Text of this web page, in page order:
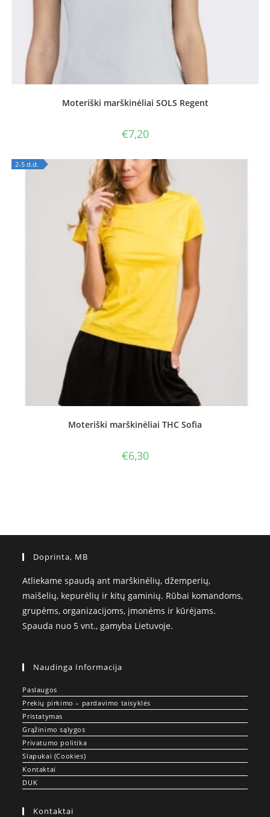
Moteriški marškinėliai SOLS Regent
€7,20
2-5 d.d.
Moteriški marškinėliai THC Sofia
€6,30
Doprinta, MB
Atliekame spaudą ant marškinėlių, džemperių,
maišelių, kepurėlių ir kitų gaminių. Rūbai komandoms,
grupėms, organizacijoms, įmonėms ir kūrėjams.
Spauda nuo 5 vnt., gamyba Lietuvoje.
Naudinga Informacija
Paslaugos
Prekių pirkimo – pardavimo taisyklės
Pristatymas
Grąžinimo sąlygos
Privatumo politika
Slapukai (Cookies)
Kontaktai
DUK
Kontaktai